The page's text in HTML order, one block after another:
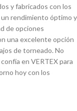
y fabricados con los
rendimiento óptimo y
de opciones
una excelente opción
de torneado. No
en VERTEX para
hoy con los